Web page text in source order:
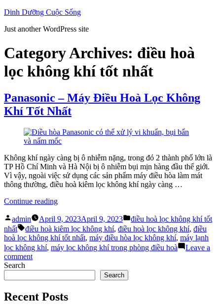
Skip
content
Dinh Dưỡng Cuộc Sống
Just another WordPress site
Category Archives: điều hoà
lọc không khí tốt nhất
Panasonic – Máy Điều Hoà Lọc Không
Khí Tốt Nhất
Không khí ngày càng bị ô nhiễm nặng, trong đó 2 thành phố lớn là
TP Hồ Chí Minh và Hà Nội bị ô nhiễm bụi mịn hàng đầu thế giới.
Vì vậy, ngoài việc sử dụng các sản phẩm máy điều hòa làm mát
thông thường, điều hoà kiêm lọc không khí ngày càng …
Continue reading“Panasonic
Máy
Điều
Hoà
Lọc
Không
Tốt
Nhất”
Posted
by
admin April 9, 2023April 9, 2023
Posted
in
điều hoà lọc không khí tốt
nhất
Tags:
điều hoà kiêm lọc không khí, điều hoà lọc không khí, điều
hoà lọc không khí tốt nhất, máy điều hòa lọc không khí, máy lạnh
lọc không khí, máy lọc không khí trong phòng điều hoà
Leave a
commenton
Máy
Điều
Hoà
Search
Search
Recent Posts